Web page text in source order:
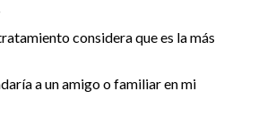
considera que es la más
a un amigo o familiar en mi